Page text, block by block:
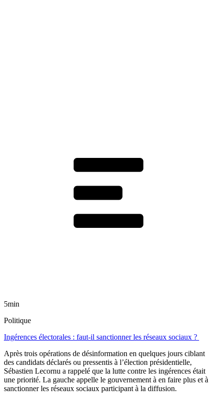
5min
Politique
Ingérences électorales : faut-il sanctionner les réseaux sociaux ?
Après trois opérations de désinformation en quelques jours ciblant
des candidats déclarés ou pressentis à l’élection présidentielle,
Sébastien Lecornu a rappelé que la lutte contre les ingérences était
une priorité. La gauche appelle le gouvernement à en faire plus et à
sanctionner les réseaux sociaux participant à la diffusion.